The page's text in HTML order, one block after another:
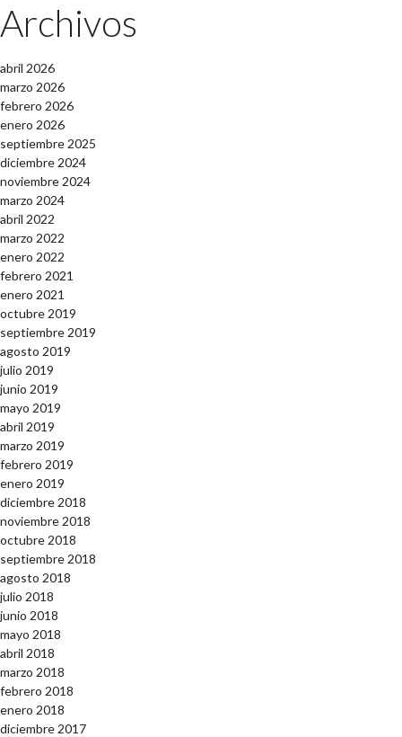
Archivos
abril 2026
marzo 2026
febrero 2026
enero 2026
septiembre 2025
diciembre 2024
noviembre 2024
marzo 2024
abril 2022
marzo 2022
enero 2022
febrero 2021
enero 2021
octubre 2019
septiembre 2019
agosto 2019
julio 2019
junio 2019
mayo 2019
abril 2019
marzo 2019
febrero 2019
enero 2019
diciembre 2018
noviembre 2018
octubre 2018
septiembre 2018
agosto 2018
julio 2018
junio 2018
mayo 2018
abril 2018
marzo 2018
febrero 2018
enero 2018
diciembre 2017